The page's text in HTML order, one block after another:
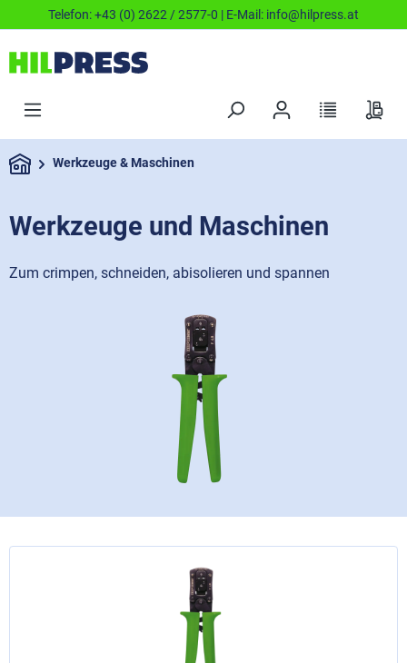
Telefon:+43 (0) 2622 / 2577-0 | E-Mail: info@hilpress.at
Werkzeuge & Maschinen
Werkzeuge und Maschinen
Zum crimpen, schneiden, abisolieren und spannen